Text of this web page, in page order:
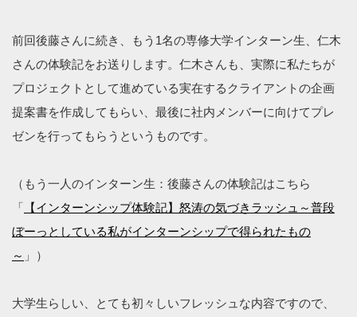
前回後藤さんに続き、もう1名の専修大学インターン生、仁木
さんの体験記をお送りします。仁木さんも、実際に私たちが
プロジェクトとして進めている実在するクライアントの企画
提案書を作成してもらい、最後に社内メンバーに向けてプレ
ゼンを行ってもらうというものです。
（もう一人のインターン生：後藤さんの体験記はこちら
「 【インターンシップ体験記】怒涛の気づきラッシュ～普段
ぼーっとしている私がインターンシップで得られたもの
～ 」）
大学生らしい、とても初々しいフレッシュな内容ですので、